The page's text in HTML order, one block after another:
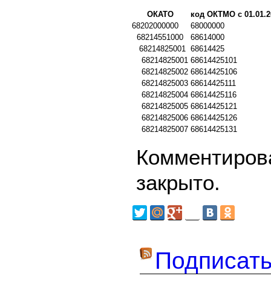
ОКАТО
код ОКТМО с
68202000000
68000000
68214551000
68614000
68214825001 68614425
68214825001 68614425101
68214825002 68614425106
68214825003 68614425111
68214825004 68614425116
68214825005 68614425121
68214825006 68614425126
68214825007 68614425131
закрыто.